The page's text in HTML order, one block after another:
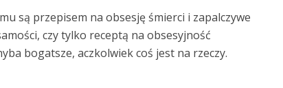
są przepisem na obsesję śmierci i zapalczywe
czy tylko receptą na obsesyjność
bogatsze, aczkolwiek coś jest na rzeczy.